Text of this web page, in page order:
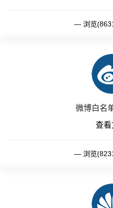
浏览
微博白名
查看
浏览